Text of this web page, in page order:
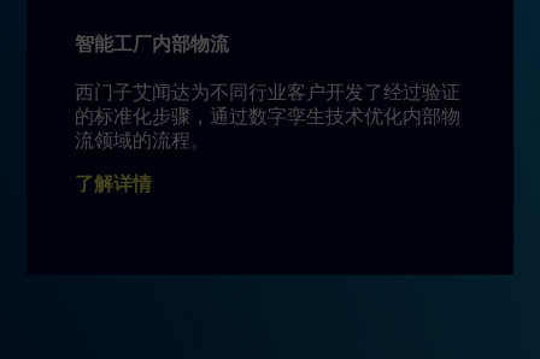
智能工厂内部物流
西门子艾闻达为不同行业客户开发了经过验证
的标准化步骤，通过数字孪生技术优化内部物
流领域的流程。
了解详情